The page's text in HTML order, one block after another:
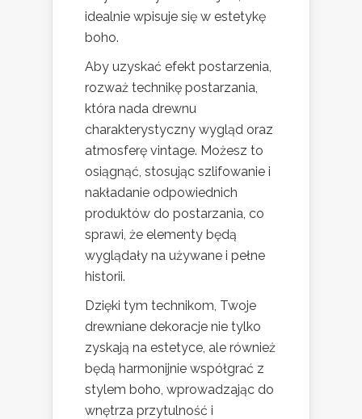
idealnie wpisuje się w estetykę
boho.
Aby uzyskać efekt postarzenia,
rozważ technikę postarzania,
która nada drewnu
charakterystyczny wygląd oraz
atmosferę vintage. Możesz to
osiągnąć, stosując szlifowanie i
nakładanie odpowiednich
produktów do postarzania, co
sprawi, że elementy będą
wyglądały na używane i pełne
historii.
Dzięki tym technikom, Twoje
drewniane dekoracje nie tylko
zyskają na estetyce, ale również
będą harmonijnie współgrać z
stylem boho, wprowadzając do
wnętrza przytulność i